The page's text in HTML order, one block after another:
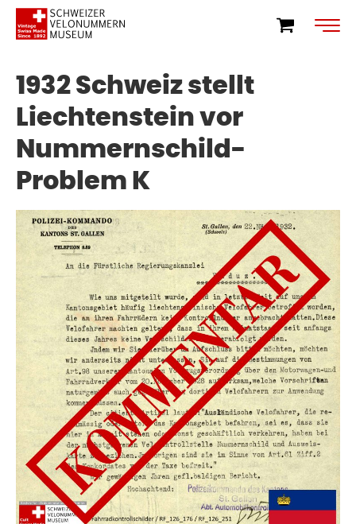
1932 Schweiz stellt
Liechtenstein vor
Nummernschild-
Problem K